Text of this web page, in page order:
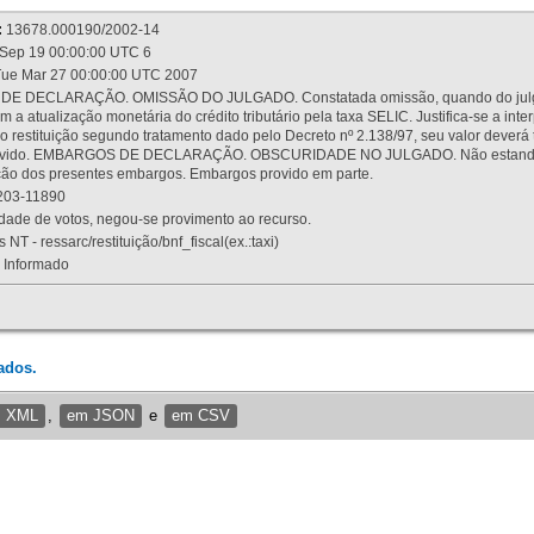
13678.000190/2002-14
19 00:00:00 UTC 6
Mar 27 00:00:00 UTC 2007
DECLARAÇÃO. OMISSÃO DO JULGADO. Constatada omissão, quando do
a atualização monetária do crédito tributário pela taxa SELIC. Justifica-se a
restituição segundo tratamento dado pelo Decreto nº 2.138/97, seu valor
EMBARGOS DE DECLARAÇÃO. OBSCURIDADE NO JULGADO. Não
dos presentes embargos. Embargos provido em parte.
11890
de votos, negou-se provimento ao recurso.
NT - ressarc/restituição/bnf_fiscal(ex.:taxi)
em JSON e em CSV